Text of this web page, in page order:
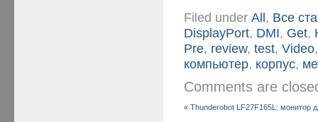
Filed underAll, Все
DisplayPort, DMI, Get,
Pre, review,test,Video
компьютер, корпус,
Comments are
«Thunderobot LF27F165L: монитор